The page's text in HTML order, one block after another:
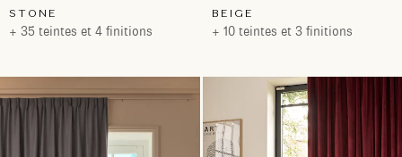
STONE
+ 35 teintes et 4 finitions
BEIGE
+ 10 teintes et 3 finitions